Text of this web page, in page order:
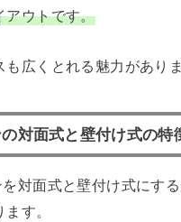
アウトです。
広くとれる魅力がありま
対面式と壁付け式の特
対面式と壁付け式にす
す。